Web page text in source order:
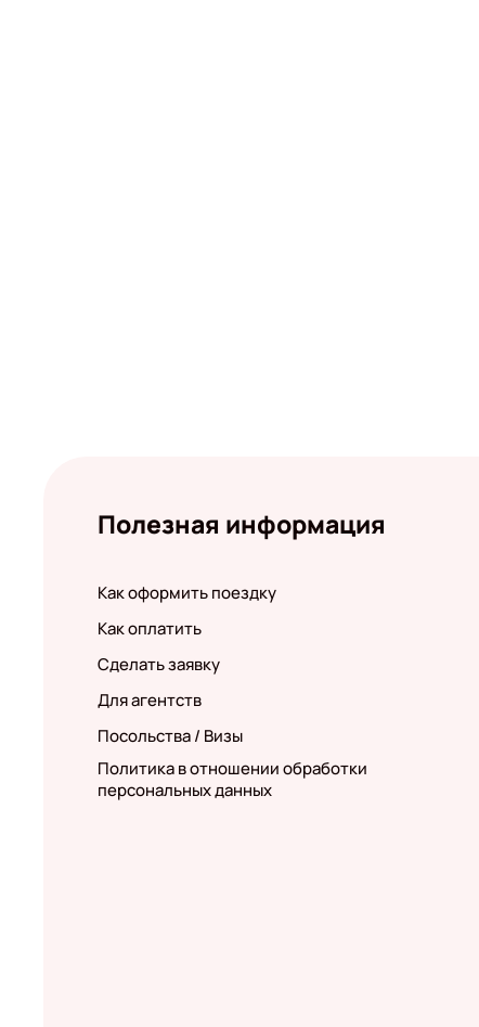
Полезная информация
Как оформить поездку
Как оплатить
Сделать заявку
Для агентств
Посольства / Визы
Политика в отношении обработки
персональных данных